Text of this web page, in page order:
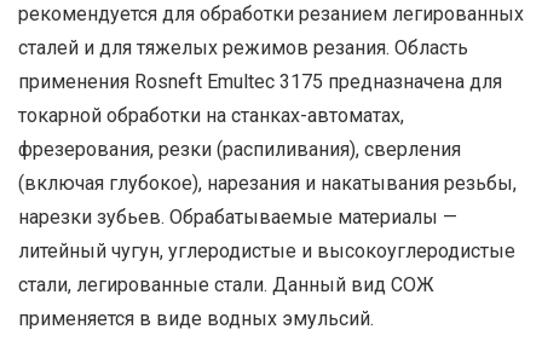
рекомендуется для обработки резанием легированных
сталей и для тяжелых режимов резания. Область
применения Rosneft Emultec 3175 предназначена для
токарной обработки на станках-автоматах,
фрезерования, резки (распиливания), сверления
(включая глубокое), нарезания и накатывания резьбы,
нарезки зубьев. Обрабатываемые материалы —
литейный чугун, углеродистые и высокоуглеродистые
стали, легированные стали. Данный вид СОЖ
применяется в виде водных эмульсий.